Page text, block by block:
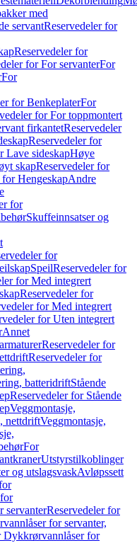
med
servantReservedeler for
Reservedeler for
for For servanterFor
For
for BenkeplaterFor
for For toppmontert
firkantetReservedeler
Reservedeler for
Lave sideskapHøye
skapReservedeler for
HengeskapAndre
for
Skuffeinnsatser og
for
SpeilReservedeler for
for Med integrert
Reservedeler for
for Med integrert
for Uten integrert
Annet
Reservedeler for
Reservedeler for
batteridriftStående
Reservedeler for Stående
Veggmontasje,
nettdriftVeggmontasje,
For
Utstyrstilkoblinger
og utslagsvaskAvløpssett
servanterReservedeler for
for servanter,
Dykkrørvannlåser for